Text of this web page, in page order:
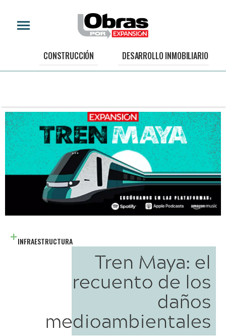
CONSTRUCCIÓN DESARROLLO INMOBILIARIO
INFRAESTRUCTURA
Tren Maya: el
recuento de los
daños
medioambientales